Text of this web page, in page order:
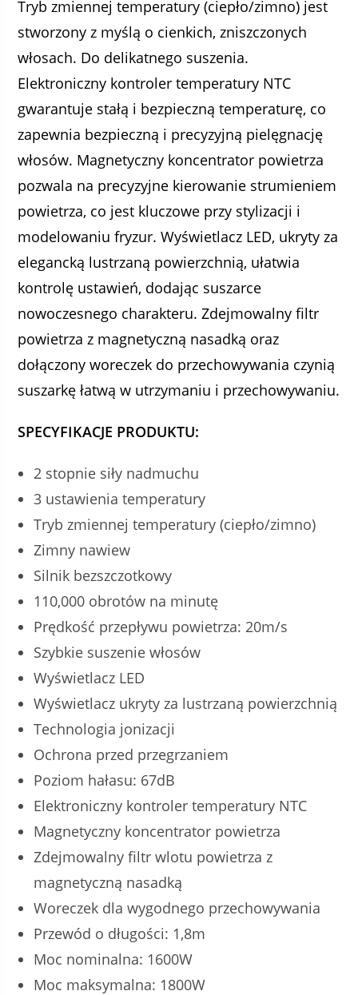
Tryb zmiennej temperatury (ciepło/zimno) jest
stworzony z myślą o cienkich, zniszczonych
włosach. Do delikatnego suszenia.
Elektroniczny kontroler temperatury NTC
gwarantuje stałą i bezpieczną temperaturę, co
zapewnia bezpieczną i precyzyjną pielęgnację
włosów. Magnetyczny koncentrator powietrza
pozwala na precyzyjne kierowanie strumieniem
powietrza, co jest kluczowe przy stylizacji i
modelowaniu fryzur. Wyświetlacz LED, ukryty za
elegancką lustrzaną powierzchnią, ułatwia
kontrolę ustawień, dodając suszarce
nowoczesnego charakteru. Zdejmowalny filtr
powietrza z magnetyczną nasadką oraz
dołączony woreczek do przechowywania czynią
suszarkę łatwą w utrzymaniu i przechowywaniu.
SPECYFIKACJE PRODUKTU:
2 stopnie siły nadmuchu
3 ustawienia temperatury
Tryb zmiennej temperatury (ciepło/zimno)
Zimny nawiew
Silnik bezszczotkowy
110,000 obrotów na minutę
Prędkość przepływu powietrza: 20m/s
Szybkie suszenie włosów
Wyświetlacz LED
Wyświetlacz ukryty za lustrzaną powierzchnią
Technologia jonizacji
Ochrona przed przegrzaniem
Poziom hałasu: 67dB
Elektroniczny kontroler temperatury NTC
Magnetyczny koncentrator powietrza
Zdejmowalny filtr wlotu powietrza z
magnetyczną nasadką
Woreczek dla wygodnego przechowywania
Przewód o długości: 1,8m
Moc nominalna: 1600W
Moc maksymalna: 1800W